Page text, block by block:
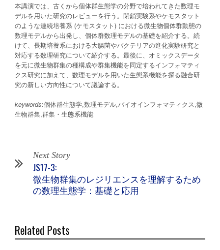
本講演では、古くから個体群生態学の分野で培われてきた数理モ
デルを用いた研究のレビューを行う。閉鎖実験系やケモスタット
のような連続培養系 (ケモスタット) における微生物個体群動態の
数理モデルから出発し、個体群数理モデルの基礎を紹介する。続
けて、長期培養系における大腸菌やバクテリアの進化実験研究と
対応する数理研究について紹介する。最後に、オミックスデータ
を元に微生物群集の種構成や群集機能を同定するインフォマティ
クス研究に加えて、数理モデルを用いた生態系機能を探る融合研
究の新しい方向性について議論する。
keywords:個体群生態学,数理モデル,バイオインフォマティクス,微
生物群集,群集・生態系機能
Next Story
JS17-3:
微生物群集のレジリエンスを理解するため
の数理生態学：基礎と応用
Related Posts